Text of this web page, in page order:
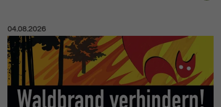
Veröffentlicht am:
04.08.2026